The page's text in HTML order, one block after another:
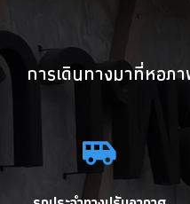
การเดินทางมาที่หอภ